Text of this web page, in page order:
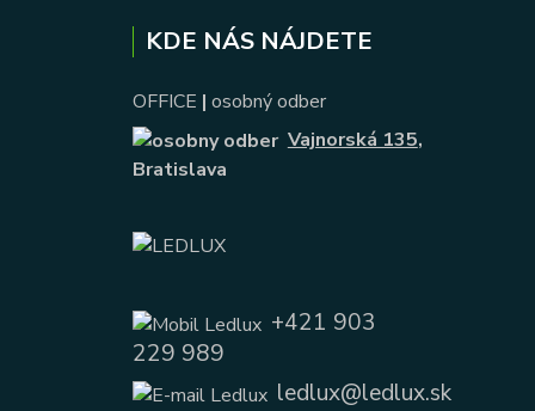
KDE NÁS NÁJDETE
OFFICE | osobný odber
Vajnorská 135,
Bratislava
+421 903
229 989
ledlux@ledlux.sk